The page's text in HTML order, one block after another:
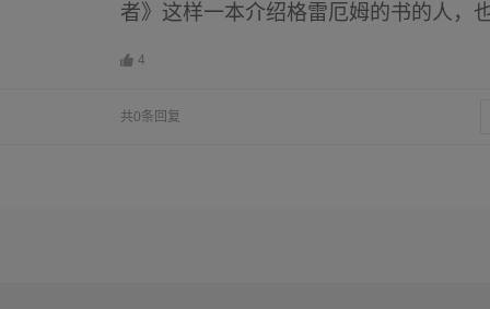
者》这样一本介绍格雷厄姆的书的人，
4
共0条回复